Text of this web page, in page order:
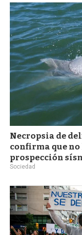
Necropsia de
confirma que no
prospección
Sociedad